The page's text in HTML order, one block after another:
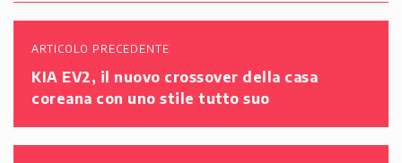
ARTICOLO PRECEDENTE
KIA EV2, il nuovo crossover della casa
coreana con uno stile tutto suo